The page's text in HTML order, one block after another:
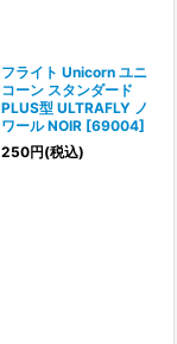
フライト Unicorn ユニ
コーン スタンダード
PLUS型 ULTRAFLY ノ
ワール NOIR [69004]
250円(税込)